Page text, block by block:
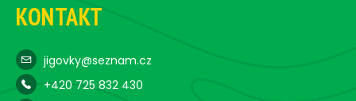
KONTAKT
jigovky@seznam.cz
+420 725 832 430